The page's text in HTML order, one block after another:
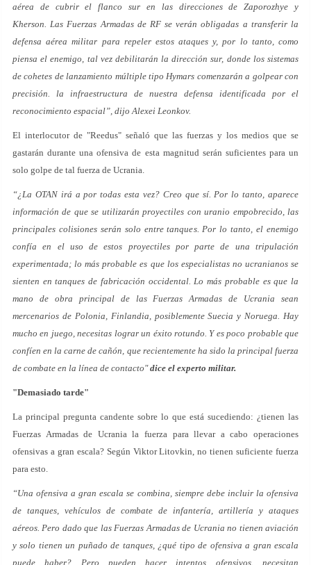
aérea de cubrir el flanco sur en las direcciones de Zaporozhye y
Kherson. Las Fuerzas Armadas de RF se verán obligadas a transferir la
defensa aérea militar para repeler estos ataques y, por lo tanto, como
piensa el enemigo, tal vez debilitarán la dirección sur, donde los sistemas
de cohetes de lanzamiento múltiple tipo Hymars comenzarán a golpear con
precisión. la infraestructura de nuestra defensa identificada por el
reconocimiento espacial”, dijo Alexei Leonkov.
El interlocutor de "Reedus" señaló que las fuerzas y los medios que se
gastarán durante una ofensiva de esta magnitud serán suficientes para un
solo golpe de tal fuerza de Ucrania.
“¿La OTAN irá a por todas esta vez? Creo que sí. Por lo tanto, aparece
información de que se utilizarán proyectiles con uranio empobrecido, las
principales colisiones serán solo entre tanques. Por lo tanto, el enemigo
confía en el uso de estos proyectiles por parte de una tripulación
experimentada; lo más probable es que los especialistas no ucranianos se
sienten en tanques de fabricación occidental. Lo más probable es que la
mano de obra principal de las Fuerzas Armadas de Ucrania sean
mercenarios de Polonia, Finlandia, posiblemente Suecia y Noruega. Hay
mucho en juego, necesitas lograr un éxito rotundo. Y es poco probable que
confíen en la carne de cañón, que recientemente ha sido la principal fuerza
de combate en la línea de contacto"dice el experto militar.
"Demasiado tarde"
La principal pregunta candente sobre lo que está sucediendo: ¿tienen las
Fuerzas Armadas de Ucrania la fuerza para llevar a cabo operaciones
ofensivas a gran escala? Según Viktor Litovkin, no tienen suficiente fuerza
para esto.
“Una ofensiva a gran escala se combina, siempre debe incluir la ofensiva
de tanques, vehículos de combate de infantería, artillería y ataques
aéreos. Pero dado que las Fuerzas Armadas de Ucrania no tienen aviación
y solo tienen un puñado de tanques, ¿qué tipo de ofensiva a gran escala
puede haber? Pero pueden hacer intentos ofensivos, necesitan